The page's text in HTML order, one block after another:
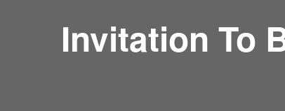
Invitation To